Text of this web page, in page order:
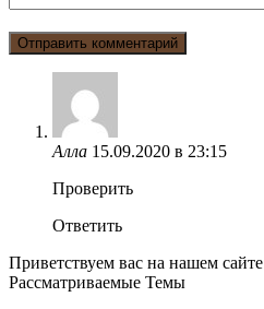
Алла 15.09.2020 в 23:15
Проверить
Ответить
Приветствуем вас на нашем сайте
Рассматриваемые Темы